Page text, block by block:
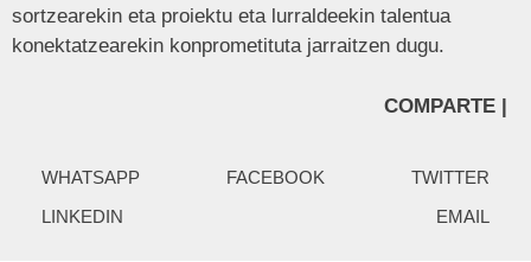
sortzearekin eta proiektu eta lurraldeekin talentua
konektatzearekin konprometituta jarraitzen dugu.
COMPARTE |
WHATSAPP FACEBOOK
TWITTER
LINKEDIN
EMAIL